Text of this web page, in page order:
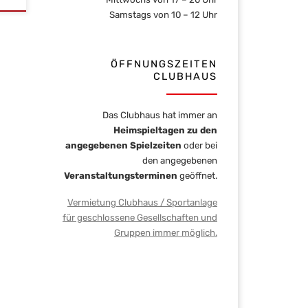
Samstags von 10 – 12 Uhr
ÖFFNUNGSZEITEN
CLUBHAUS
Das Clubhaus hat immer an
Heimspieltagen zu den
angegebenen Spielzeiten oder bei
den angegebenen
Veranstaltungsterminen geöffnet.
Vermietung Clubhaus / Sportanlage
für geschlossene Gesellschaften und
Gruppen immer möglich.